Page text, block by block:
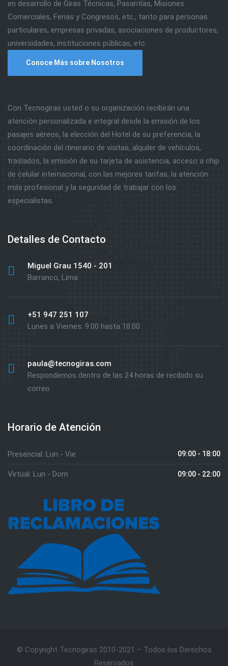
en desarrollo de Giras Técnicas, Pasantías, Misiones
Comerciales, Ferias y Congresos, etc., tanto para personas
particulares, empresas privadas, asociaciones de productores,
universidades, instituciones públicas, etc.
Conoce Más sobre Nosotros
Con Tecnogiras usted o su organización recibirán una
atención personalizada e integral desde la emisión de los
pasajes aéreos, la elección del Hotel de su preferencia, la
coordinación del itinerario de visitas, alquiler de vehículos,
traslados, la emisión de su tarjeta de asistencia, acceso a chip
de celular internacional, con las mejores tarifas, la atención
más profesional y la seguridad de trabajar con los
especialistas.
Detalles de Contacto
Miguel Grau 1540 - 201
Barranco, Lima
+51 947 251 107
Lunes a Viernes: 9:00 hasta 18:00
paula@tecnogiras.com
Respondemos dentro de las 24 horas de recibido su
correo
Horario de Atención
Presencial: Lun - Vie 09:00 - 18:00
Virtual: Lun - Dom 09:00 - 22:00
© Copyright Tecnogiras 2010-2021 – Todos los Derechos
Reservados